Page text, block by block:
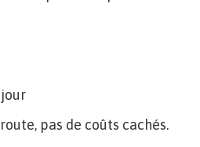
pas de coûts cachés.